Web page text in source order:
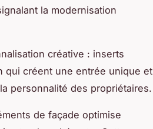
la modernisation
créative : inserts
qui créent une entrée unique et
personnalité des propriétaires.
de façade optimise